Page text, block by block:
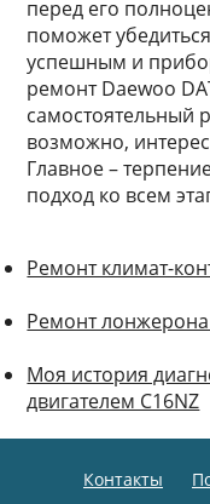
перед его
поможет
успешным и
ремонт Daewoo
самостоятельный
возможно,
Главное –
подход ко всем
Ремонт климат-
Ремонт
Моя история
двигателем C16NZ
Контакты